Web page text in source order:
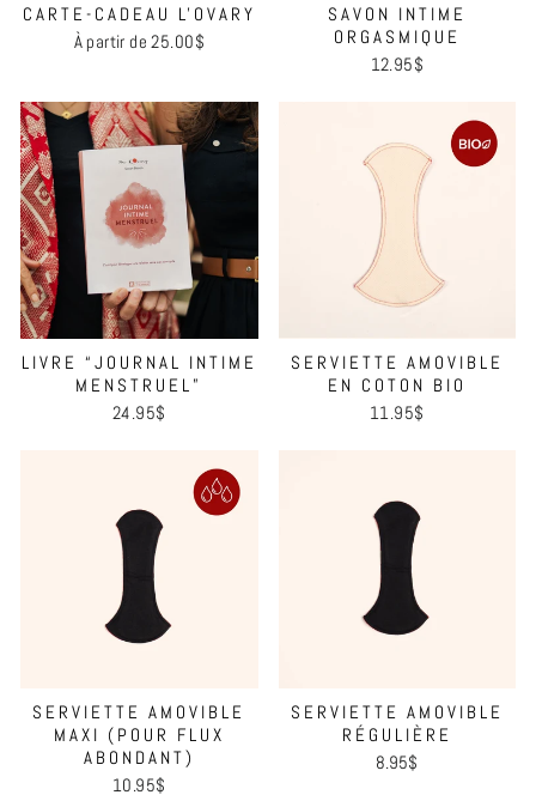
CARTE-CADEAU L'OVARY
À partir de 25.00$
SAVON INTIME
ORGASMIQUE
12.95$
LIVRE “JOURNAL INTIME
MENSTRUEL”
24.95$
SERVIETTE AMOVIBLE
EN COTON BIO
11.95$
SERVIETTE AMOVIBLE
MAXI (POUR FLUX
ABONDANT)
10.95$
SERVIETTE AMOVIBLE
RÉGULIÈRE
8.95$